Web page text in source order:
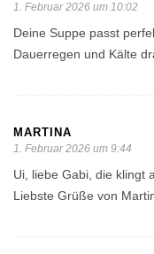
1. Februar 2026 um 10:02
Deine Suppe passt
Dauerregen und Kälte
MARTINA
1. Februar 2026 um 9:44
Ui, liebe Gabi, die klingt
Liebste Grüße von